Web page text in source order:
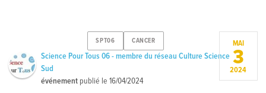
SPT06 CANCER
Science Pour Tous 06 - membre du réseau Culture Science
Sud
événement publié le16/04/2024
MAI
3
2024